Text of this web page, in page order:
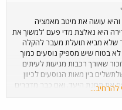
והיא עושה את מיטב מאמציה
היא נאלצת מדי פעם 'למשוך את
שלא מביא תועלת מעבר להקלה
בטוח שיש מספיק נוסעים כמוך
שאורך רכבות מגיעות לעיתים
בין מאות הנוסעים לכיוון
את תחנת היעד. ואם כבר מדברים
להקפיא או לעצור את סלילת
קיימים בכלל ובתוואים משותפים
להרחיב...